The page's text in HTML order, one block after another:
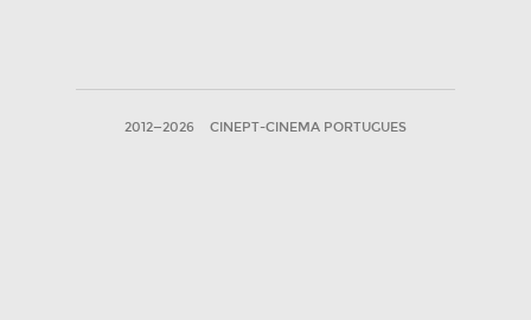
2012—2026 CINEPT-CINEMA PORTUGUES